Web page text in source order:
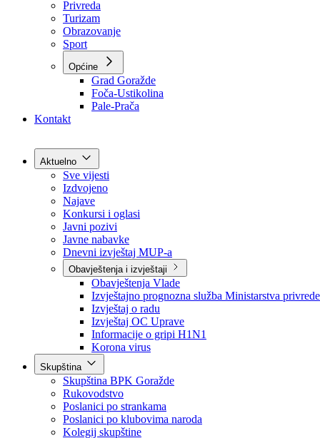
O kantonu
Simboli kantona (Grb, zastava)
Historija (digitalni muzej)
Privreda
Turizam
Obrazovanje
Sport
Općine
Kontakt
Aktuelno
Sve vijesti
Izdvojeno
Najave
Konkursi i oglasi
Javni pozivi
Javne nabavke
Dnevni izvještaj MUP-a
Obavještenja i izvještaji
Obavještenja Vlade
Izvještajno prognozna služba Ministarstva privrede
Izvještaj o radu
Izvještaj OC Uprave
Informacije o gripi H1N1
Korona virus
Skupština
Skupština BPK Goražde
Rukovodstvo